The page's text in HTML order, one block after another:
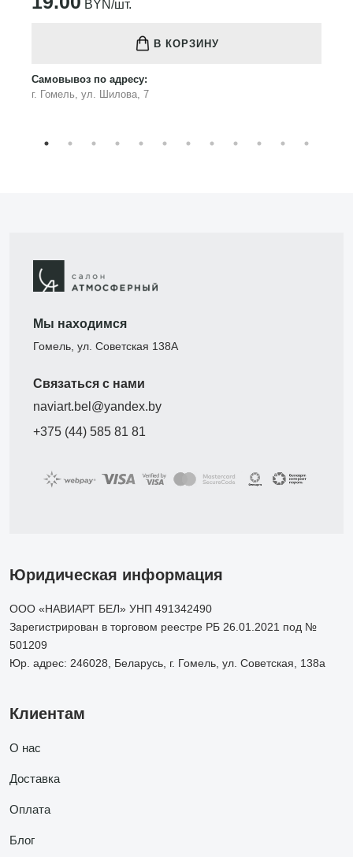
BYN/шт.
В КОРЗИНУ
Самовывоз по адресу:
г. Гомель, ул. Шилова, 7
Мы находимся
Гомель, ул. Советская 138А
Связаться с нами
naviart.bel@yandex.by
+375 (44) 585 81 81
Юридическая информация
ООО «НАВИАРТ БЕЛ» УНП 491342490
Зарегистрирован в торговом реестре РБ 26.01.2021 под №
501209
Юр. адрес: 246028, Беларусь, г. Гомель, ул. Советская, 138а
Клиентам
О нас
Доставка
Оплата
Блог